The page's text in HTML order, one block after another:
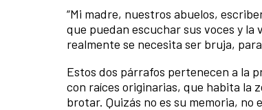
“Mi madre, nuestros abuelos,
que puedan escuchar sus voces y la
realmente se necesita ser bruja,
Estos dos párrafos pertenecen a la
con raíces originarias, que habita la
brotar. Quizás no es su memoria, no